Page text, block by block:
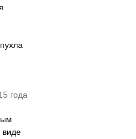
года
виде